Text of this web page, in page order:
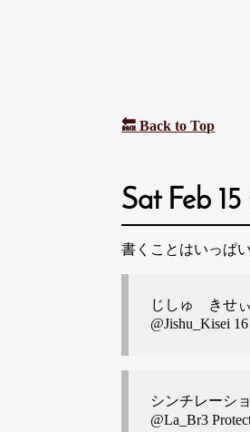
🔙 Back to Top
Sat Feb
書くことはいっぱ
じしゅ きせ
@Jishu_Kisei
シンチレーシ
@La_Br3